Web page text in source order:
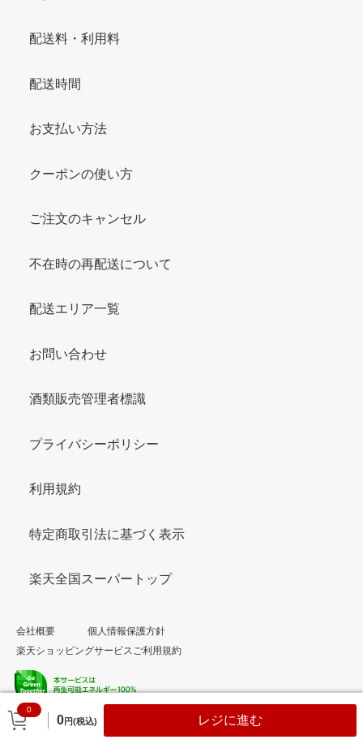
0
0円(税込) レジに進む
配送料・利用料
配送時間
お支払い方法
クーポンの使い方
ご注文のキャンセル
不在時の再配送について
配送エリア一覧
お問い合わせ
酒類販売管理者標識
プライバシーポリシー
利用規約
特定商取引法に基づく表示
楽天全国スーパートップ
会社概要
個人情報保護方針
楽天ショッピングサービスご利用規約
© Rakuten Group, Inc.